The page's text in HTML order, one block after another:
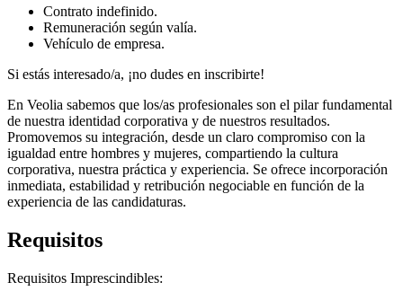
Contrato indefinido.
Remuneración según valía.
Vehículo de empresa.
Si estás interesado/a, ¡no dudes en inscribirte!
En Veolia sabemos que los/as profesionales son el pilar fundamental
de nuestra identidad corporativa y de nuestros resultados.
Promovemos su integración, desde un claro compromiso con la
igualdad entre hombres y mujeres, compartiendo la cultura
corporativa, nuestra práctica y experiencia. Se ofrece incorporación
inmediata, estabilidad y retribución negociable en función de la
experiencia de las candidaturas.
Requisitos
Requisitos Imprescindibles: